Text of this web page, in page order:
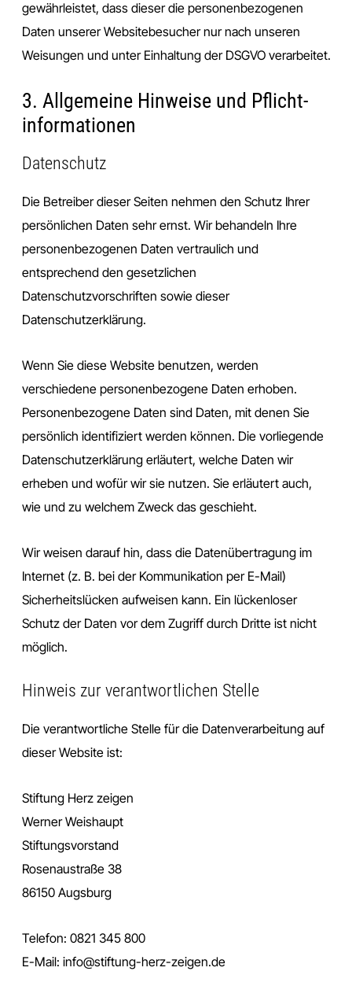
gewährleistet, dass dieser die personenbezogenen
Daten unserer Websitebesucher nur nach unseren
Weisungen und unter Einhaltung der DSGVO verarbeitet.
3. Allgemeine Hinweise und Pflicht­
informationen
Datenschutz
Die Betreiber dieser Seiten nehmen den Schutz Ihrer
persönlichen Daten sehr ernst. Wir behandeln Ihre
personenbezogenen Daten vertraulich und
entsprechend den gesetzlichen
Datenschutzvorschriften sowie dieser
Datenschutzerklärung.
Wenn Sie diese Website benutzen, werden
verschiedene personenbezogene Daten erhoben.
Personenbezogene Daten sind Daten, mit denen Sie
persönlich identifiziert werden können. Die vorliegende
Datenschutzerklärung erläutert, welche Daten wir
erheben und wofür wir sie nutzen. Sie erläutert auch,
wie und zu welchem Zweck das geschieht.
Wir weisen darauf hin, dass die Datenübertragung im
Internet (z. B. bei der Kommunikation per E-Mail)
Sicherheitslücken aufweisen kann. Ein lückenloser
Schutz der Daten vor dem Zugriff durch Dritte ist nicht
möglich.
Hinweis zur verantwortlichen Stelle
Die verantwortliche Stelle für die Datenverarbeitung auf
dieser Website ist:
Stiftung Herz zeigen
Werner Weishaupt
Stiftungsvorstand
Rosenaustraße 38
86150 Augsburg
Telefon: 0821 345 800
E-Mail: info@stiftung-herz-zeigen.de